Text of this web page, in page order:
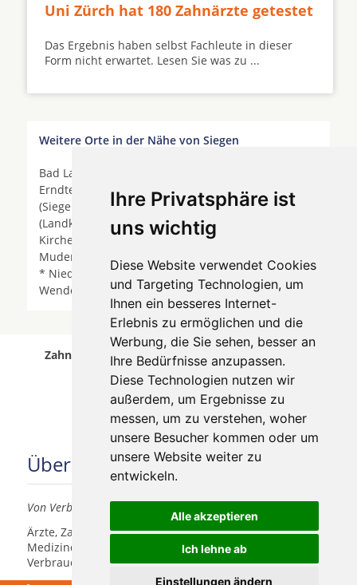
Ihre Privatsphäre ist
uns wichtig
Diese Website verwendet Cookies
und Targeting Technologien, um
Ihnen ein besseres Internet-
Erlebnis zu ermöglichen und die
Werbung, die Sie sehen, besser an
Ihre Bedürfnisse anzupassen.
Diese Technologien nutzen wir
außerdem, um Ergebnisse zu
messen, um zu verstehen, woher
unsere Besucher kommen oder um
unsere Website weiter zu
entwickeln.
Alle akzeptieren
Ich lehne ab
Einstellungen ändern
Uni Zürch hat 180 Zahnärzte getestet
Das Ergebnis haben selbst Fachleute in dieser
Form nicht erwartet. Lesen Sie was zu ...
Weitere Orte in der Nähe von Siegen
Bad Laasphe * Betzdorf * Burbach (Siegerland) *
Erndtebrück * Freudenberg (Baden) * Freudenberg
(Siegerland) * Friesenhagen * Haiger * Harbach
(Landkreis Altenkirchen) * Herdorf * Hilchenbach *
Kirchen (Sieg) * Kirchhundem * Kreuztal *
Mudersbach * Netphen * Neunkirchen (Siegerland)
* Niederfischbach * Olpe *Siegen* Wallmenroth *
Wenden (Sauerland) * Wilnsdorf *
Zahnersatz, Zahnimplantate Siegen wurde am 07
August 2026 aktualisiert.
Über uns
Von Verbrauchern für Verbraucher
Ärzte, Zahnärzte, Akustiker und andere
Medizindienstleister haben hier die Möglichkeit, sich
Verbrauchern vorzustellen.